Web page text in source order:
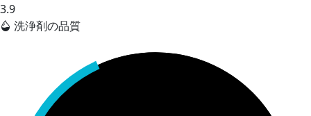
3.9
洗浄剤の品質